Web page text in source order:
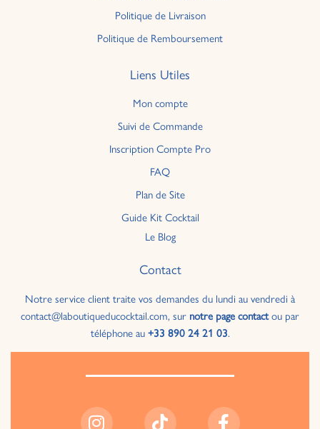
Politique de Livraison
Politique de Remboursement
Liens Utiles
Mon compte
Suivi de Commande
Inscription Compte Pro
FAQ
Plan de Site
Guide Kit Cocktail
Le Blog
Contact
Notre service client traite vos demandes du lundi au vendredi à
contact@laboutiqueducocktail.com, sur notre page contactou par
téléphone au+33 890 24 21 03.